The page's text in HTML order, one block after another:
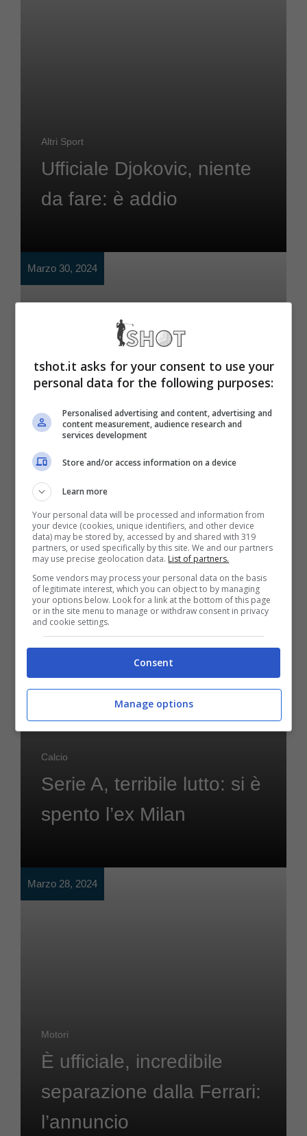
Altri Sport
Ufficiale Djokovic, niente
da fare: è addio
Marzo 30, 2024
Motori
Verstappen, l’addio è
sicuro: annuncio
improvviso
Marzo 28, 2024
Calcio
Serie A, terribile lutto: si è
spento l’ex Milan
Marzo 28, 2024
Motori
È ufficiale, incredibile
separazione dalla Ferrari:
l’annuncio
tshot.it asks for your consent to use your
personal data for the following purposes:
Personalised advertising and content, advertising and
content measurement, audience research and
services development
Store and/or access information on a device
Learn more
Your personal data will be processed and information from
your device (cookies, unique identifiers, and other device
data) may be stored by, accessed by and shared with 319
partners, or used specifically by this site. We and our partners
may use precise geolocation data. List of partners.
Some vendors may process your personal data on the basis
of legitimate interest, which you can object to by managing
your options below. Look for a link at the bottom of this page
or in the site menu to manage or withdraw consent in privacy
and cookie settings.
Consent
Manage options